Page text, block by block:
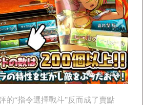
的“指令選擇戰斗”反而成了賣點